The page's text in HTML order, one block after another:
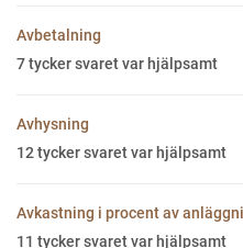
Avbetalning
7tycker svaret var hjälpsamt
Avhysning
12tycker svaret var hjälpsamt
Avkastning i procent av
11 tycker svaret var hjälpsamt